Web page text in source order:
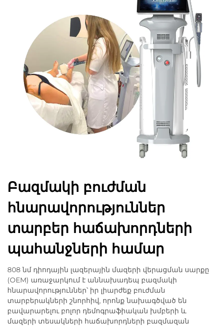
Բազմակի բուժման
հնարավորություններ
տարբեր հաճախորդների
պահանջների համար
808 նմ դիոդային լազերային մազերի վերացման սարքը
(OEM) առաջարկում է աննախադեպ բազմակի
հնարավորություններ՝ իր լիարժեք բուժման
տարբերակների շնորհիվ, որոնք նախագծված են
բավարարելու բոլոր դեմոգրաֆիական խմբերի և
մազերի տեսակների հաճախորդների բազմազան